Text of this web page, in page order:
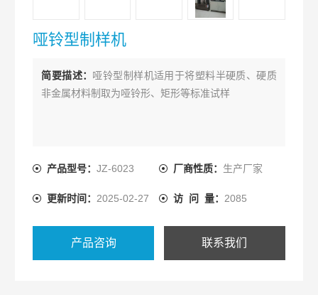
哑铃型制样机
简要描述： 哑铃型制样机适用于将塑料半硬质、硬质
非金属材料制取为哑铃形、矩形等标准试样
产品型号：JZ-6023 厂商性质： 生产厂家
更新时间： 2025-02-27 访 问 量： 2085
产品咨询 联系我们